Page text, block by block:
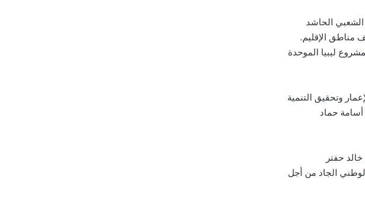
الشعبي الحاشد
مناطق الإقليم.
ليبيا الموحدة
وتحقيق التنمية
أسامة حماد
حفتر
الجاد من أجل